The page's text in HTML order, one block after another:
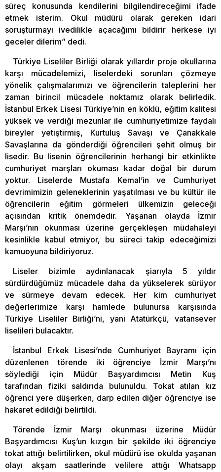
süreç konusunda kendilerini bilgilendireceğimi ifade
etmek isterim. Okul müdürü olarak gereken idari
soruşturmayı ivedilikle açacağımı bildirir herkese iyi
geceler dilerim” dedi.
Türkiye Liseliler Birliği olarak yıllardır proje okullarına
karşı mücadelemizi, liselerdeki sorunları çözmeye
yönelik çalışmalarımızı ve öğrencilerin taleplerini her
zaman birincil mücadele noktamız olarak belirledik.
İstanbul Erkek Lisesi Türkiye’nin en köklü, eğitim kalitesi
yüksek ve verdiği mezunlar ile cumhuriyetimize faydalı
bireyler yetiştirmiş, Kurtuluş Savaşı ve Çanakkale
Savaşlarına da gönderdiği öğrencileri şehit olmuş bir
lisedir. Bu lisenin öğrencilerinin herhangi bir etkinlikte
cumhuriyet marşları okuması kadar doğal bir durum
yoktur. Liselerde Mustafa Kemal’in ve Cumhuriyet
devrimimizin geleneklerinin yaşatılması ve bu kültür ile
öğrencilerin eğitim görmeleri ülkemizin geleceği
açısından kritik önemdedir. Yaşanan olayda İzmir
Marşı’nın okunması üzerine gerçekleşen müdahaleyi
kesinlikle kabul etmiyor, bu süreci takip edeceğimizi
kamuoyuna bildiriyoruz.
Liseler bizimle aydınlanacak şiarıyla 5 yıldır
sürdürdüğümüz mücadele daha da yükselerek sürüyor
ve sürmeye devam edecek. Her kim cumhuriyet
değerlerimize karşı hamlede bulunursa karşısında
Türkiye Liseliler Birliği’ni, yani Atatürkçü, vatansever
liselileri bulacaktır.
İstanbul Erkek Lisesi’nde Cumhuriyet Bayramı için
düzenlenen törende iki öğrenciye İzmir Marşı’nı
söylediği için Müdür Başyardımcısı Metin Kuş
tarafından fiziki saldırıda bulunuldu. Tokat atılan kız
öğrenci yere düşerken, darp edilen diğer öğrenciye ise
hakaret edildiği belirtildi.
Törende İzmir Marşı okunması üzerine Müdür
Başyardımcısı Kuş’un kızgın bir şekilde iki öğrenciye
tokat attığı belirtilirken, okul müdürü ise okulda yaşanan
olayı akşam saatlerinde velilere attığı Whatsapp